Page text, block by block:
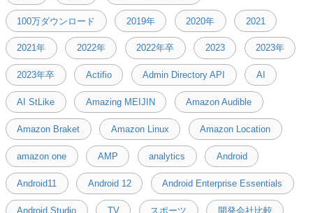
100万ダウンロード 2019年 2020年 2021
2021年 2022年 2022年卒 2023 2023年
2023年卒 Actifio Admin Directory API AI
AI StLike Amazing MEIJIN Amazon Audible
Amazon Braket Amazon Linux Amazon Location
amazon one AMP analytics Android
Android11 Android 12 Android Enterprise Essentials
Android Studio TV スポーツ 開発会社比較